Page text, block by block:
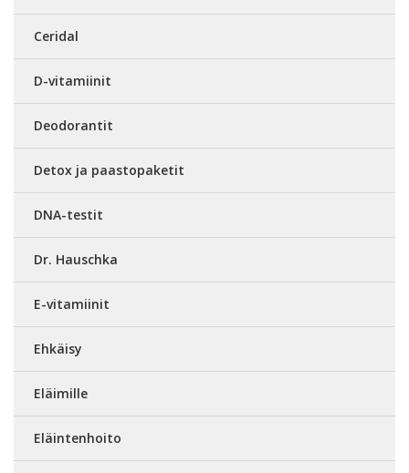
Ceridal
D-vitamiinit
Deodorantit
Detox ja paastopaketit
DNA-testit
Dr. Hauschka
E-vitamiinit
Ehkäisy
Eläimille
Eläintenhoito